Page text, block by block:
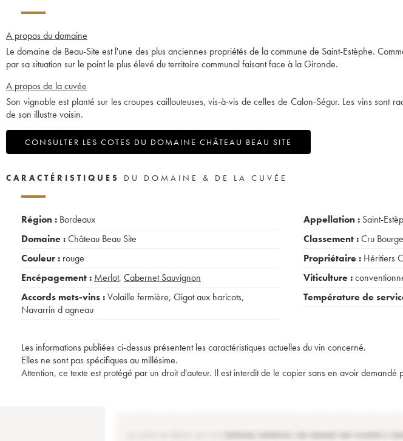
A propos du domaine
Le domaine de Beau-Site est l'une des plus anciennes propriétés de la commune de Saint-Estèphe.
par sa situation sur le point le plus élevé du territoire communal faisant face à la Gironde.
A propos de la cuvée
Son vignoble est planté sur les croupes caillouteuses, vis-à-vis de celles de Calon-Ségur. Les vins sont
de son illustre voisin.
CONSULTER LES COTES DU DOMAINE CHÂTEAU BEAU SITE
CARACTÉRISTIQUES DU DOMAINE & DE LA CUVÉE
Région : Bordeaux
Domaine :Château Beau Site
Couleur : rouge
Encépagement : Merlot, Cabernet Sauvignon
Accords mets-vins :Volaille fermière, Gigot aux haricots,
Navarrin d agneau
Appellation : Saint-
Classement :Cru
Propriétaire : Héritiers
Viticulture :
Température de
Les informations publiées ci-dessus présentent les caractéristiques actuelles du vin concerné.
Elles ne sont pas spécifiques au millésime.
Attention, ce texte est protégé par un droit d'auteur. Il est interdit de le copier sans en avoir demandé